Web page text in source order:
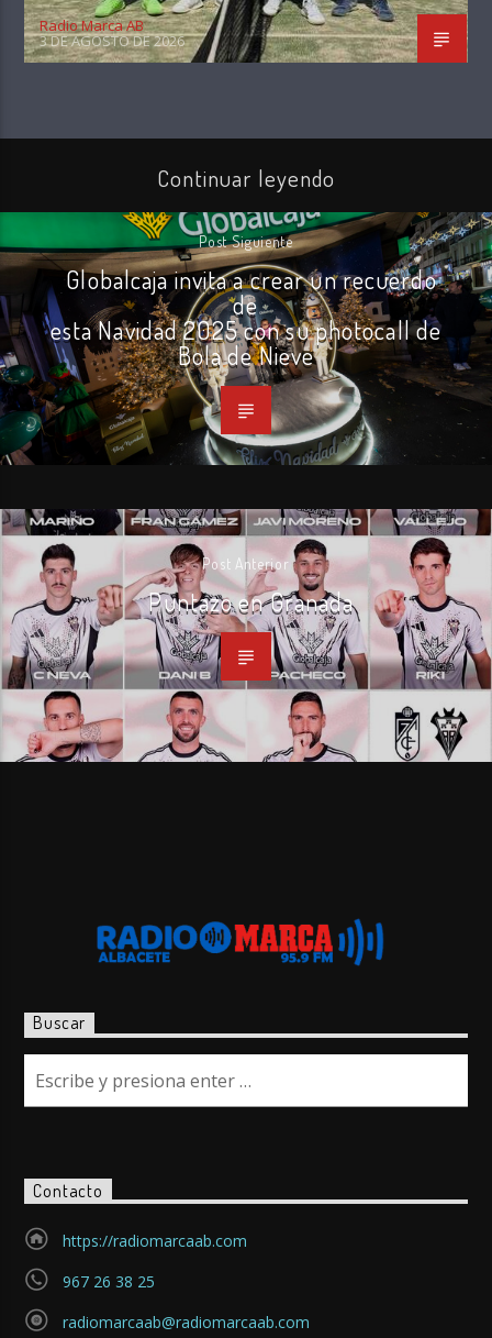
Radio Marca AB
3 DE AGOSTO DE 2026
Continuar leyendo
Post Siguiente
Globalcaja invita a crear un recuerdo
de
esta Navidad 2025 con su photocall de
Bola de Nieve
Post Anterior
Puntazo en Granada
Buscar
Contacto
https://radiomarcaab.com
967 26 38 25
radiomarcaab@radiomarcaab.com